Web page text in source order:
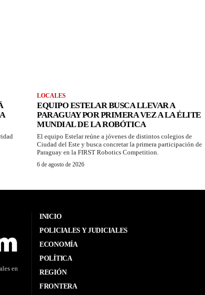
LOCALES
EQUIPO ESTELAR BUSCA LLEVAR A
PARAGUAY POR PRIMERA VEZ A LA ÉLITE
MUNDIAL DE LA ROBÓTICA
El equipo Estelar reúne a jóvenes de distintos colegios de
Ciudad del Este y busca concretar la primera participación de
Paraguay en la FIRST Robotics Competition.
6 de agosto de 2026
en
INICIO
POLICIALES Y JUDICIALES
ECONOMÍA
POLÍTICA
REGIÓN
FRONTERA